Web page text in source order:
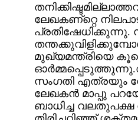
ലേഖകണ്റ്റെ
പ്രതിഷേധിക്കുന്നു.
മുഖ്യമന്ത്രിയെ
സംഗതി എത്രയും
ലേഖകന്‍ മാപ്പു
ബാധിച്ച